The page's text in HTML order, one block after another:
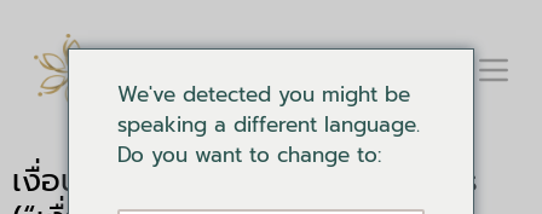
เงื่อนไขการบริการของ Mind Tools
We've detected you might be
speaking a different language.
Do you want to change to: